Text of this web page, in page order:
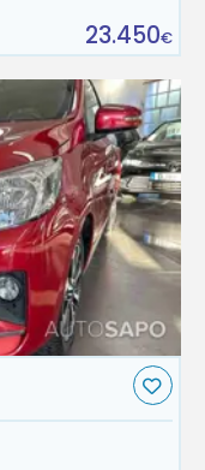
23.450€